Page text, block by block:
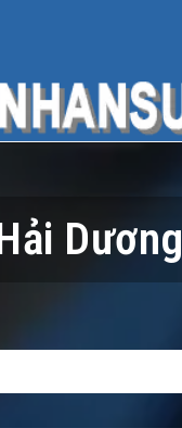
Dương